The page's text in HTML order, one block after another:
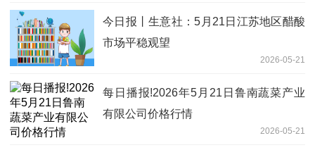
今日报丨生意社：5月21日江苏地区醋酸
市场平稳观望
2026-05-21
每日播报!2026年5月21日鲁南蔬菜产业
有限公司价格行情
2026-05-21